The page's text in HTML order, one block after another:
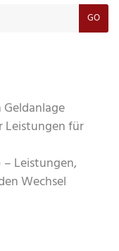
GO
Leistungen für
Leistungen,
Wechsel